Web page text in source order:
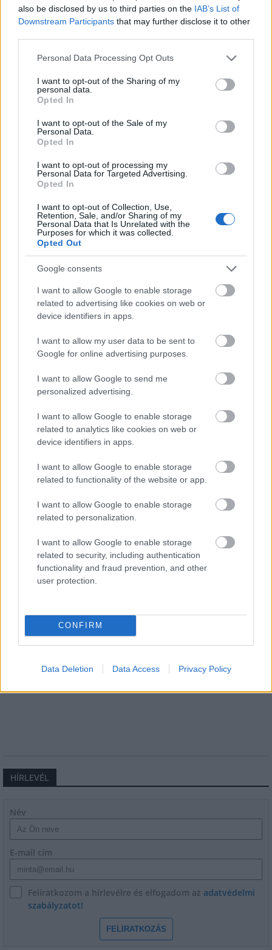
also be disclosed by us to third parties on the IAB’s List of
Downstream Participants that may further disclose it to other
Please note that this website/app uses one or more Google
not limited to your visit or usage behaviour. You may click to
grant or deny consent to Google and its third-party tags to
use your data for below specified purposes in below Google
consent section.
Personal Data Processing Opt Outs
I want to opt-out of the Sharing of my
personal data.
Opted In
I want to opt-out of the Sale of my
Personal Data.
Opted In
I want to opt-out of processing my
Personal Data for Targeted Advertising.
Opted In
I want to opt-out of Collection, Use,
Retention, Sale, and/or Sharing of my
Personal Data that Is Unrelated with the
Purposes for which it was collected.
Opted Out
Google consents
I want to allow Google to enable storage
related to advertising like cookies on web or
device identifiers in apps.
I want to allow my user data to be sent to
Google for online advertising purposes.
I want to allow Google to send me
personalized advertising.
I want to allow Google to enable storage
related to analytics like cookies on web or
device identifiers in apps.
I want to allow Google to enable storage
related to functionality of the website or app.
I want to allow Google to enable storage
related to personalization.
I want to allow Google to enable storage
related to security, including authentication
functionality and fraud prevention, and other
user protection.
CONFIRM
Data Deletion Data Access Privacy Policy
milyen feltételek mellett érdemes továbbvinni Magyarország
egyik legnagyobb beruházását.
Elkészült a Liszt Ferenc repülőtér
közelében lévő logisztikai bázis út- és
közműhálózatának fejlesztése
Látlelet a hazai víziközművekről?
Egyetlen, fél évszázados vezetéken
évfordulójára
A tengerfenék alatt négy óriáskábellel
kötik össze Spanyolország és
hálózatát
AJÁNLJUK MÉG
Helyi hírek
Több mint harmincéves hagyomány folytatódik: ismét
jönnek a Nyári Zenei Estek Móron
Országos hírek
Újabb településekkel lépett előre a tizennégy megyére
HÍRLEVÉL
Név
E-mail cím
Feliratkozom a hírlevélre és elfogadom az adatvédelmi
szabályzatot!
FELIRATKOZÁS